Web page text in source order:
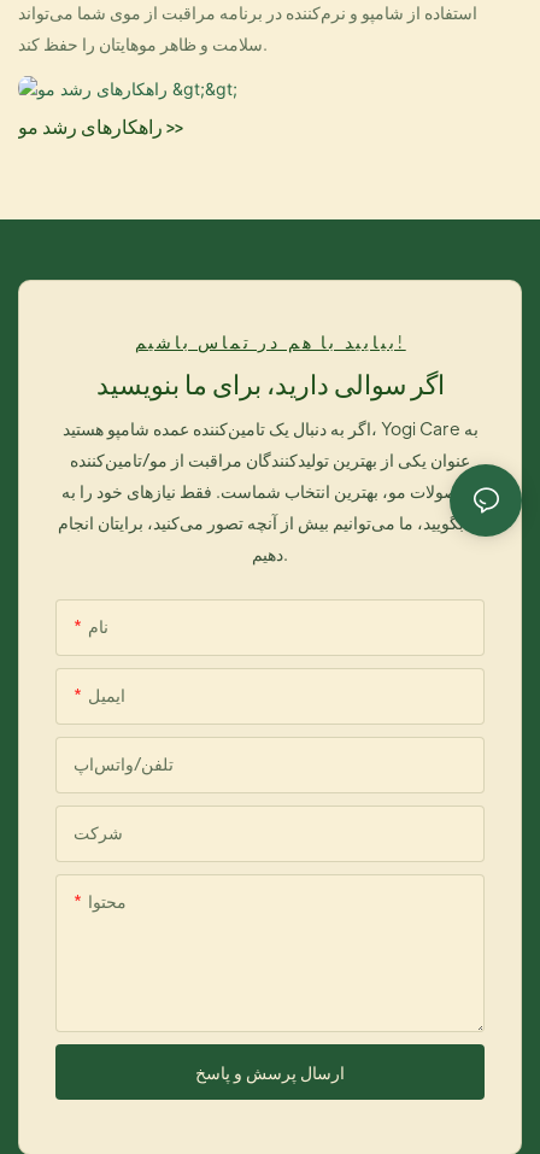
استفاده از شامپو و نرم‌کننده در برنامه مراقبت از موی شما می‌تواند
سلامت و ظاهر موهایتان را حفظ کند.
راهکارهای رشد مو >>
بیایید با هم در تماس باشیم!
اگر سوالی دارید، برای ما بنویسید
اگر به دنبال یک تامین‌کننده عمده شامپو هستید، Yogi Care به
عنوان یکی از بهترین تولیدکنندگان مراقبت از مو/تامین‌کننده
محصولات مو، بهترین انتخاب شماست. فقط نیازهای خود را به
ما بگویید، ما می‌توانیم بیش از آنچه تصور می‌کنید، برایتان انجام
دهیم.
نام
ایمیل
تلفن/واتس‌اپ
شرکت
محتوا
ارسال پرسش و پاسخ